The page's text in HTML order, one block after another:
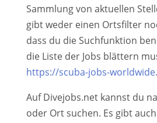
Sammlung von aktuellen
gibt weder einen Ortsfilter
dass du die Suchfunktion
die Liste der Jobs blättern
https://scuba-jobs-
Auf Divejobs.net kannst du
oder Ort suchen. Es gibt